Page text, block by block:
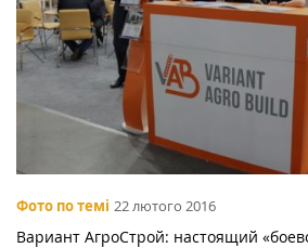
Фото по темі 22 лютого 2016
Вариант АгроСтрой: настоящий